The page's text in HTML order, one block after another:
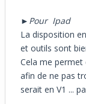
► Pour Ipad
La disposition
et outils sont
Cela me permet
afin de ne pas
serait en V1 ...